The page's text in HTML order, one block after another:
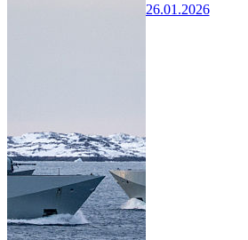
26.01.2026